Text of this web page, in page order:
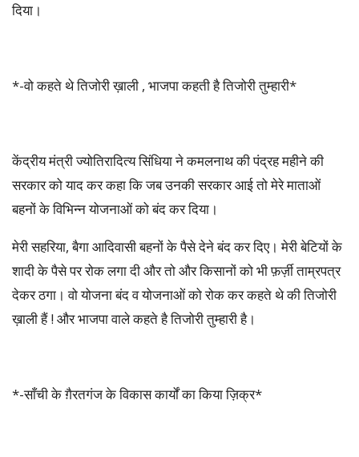
दिया।
*-वो कहते थे तिजोरी ख़ाली , भाजपा कहती है तिजोरी तुम्हारी*
केंद्रीय मंत्री ज्योतिरादित्य सिंधिया ने कमलनाथ की पंद्रह महीने की
सरकार को याद कर कहा कि जब उनकी सरकार आई तो मेरे माताओं
बहनों के विभिन्न योजनाओं को बंद कर दिया।
मेरी सहरिया, बैगा आदिवासी बहनों के पैसे देने बंद कर दिए। मेरी बेटियों के
शादी के पैसे पर रोक लगा दी और तो और किसानों को भी फ़र्ज़ी ताम्रपत्र
देकर ठगा। वो योजना बंद व योजनाओं को रोक कर कहते थे की तिजोरी
ख़ाली हैं ! और भाजपा वाले कहते है तिजोरी तुम्हारी है।
*-साँची के ग़ैरतगंज के विकास कार्यों का किया ज़िक्र*